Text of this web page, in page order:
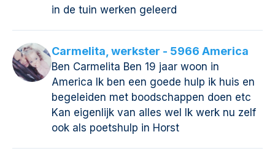
in de tuin werken geleerd
Carmelita, werkster - 5966 America
Ben Carmelita Ben 19 jaar woon in
America Ik ben een goede hulp ik huis en
begeleiden met boodschappen doen etc
Kan eigenlijk van alles wel Ik werk nu zelf
ook als poetshulp in Horst